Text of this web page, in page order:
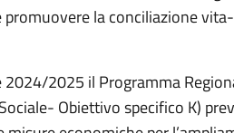
la conciliazione
2025 il Programma
Obiettivo specifico K)